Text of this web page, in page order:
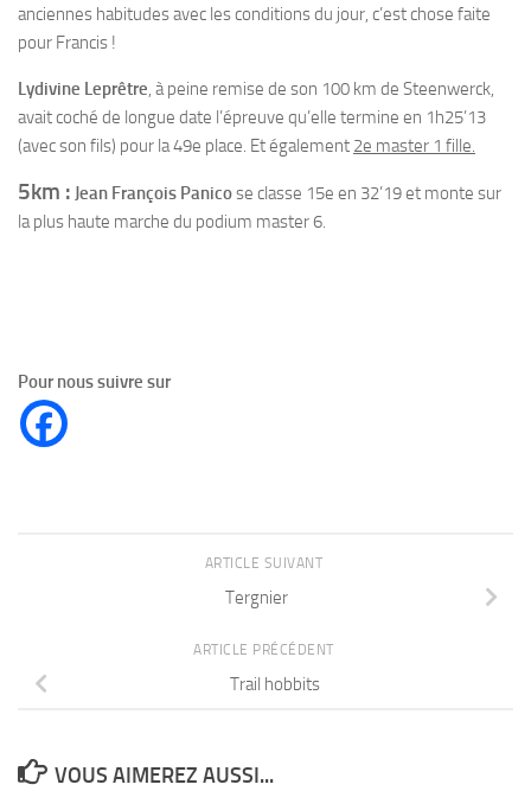
anciennes habitudes avec les conditions du jour, c’est chose faite
pour Francis !
Lydivine Leprêtre, à peine remise de son 100 km de Steenwerck,
avait coché de longue date l’épreuve qu’elle termine en 1h25’13
(avec son fils) pour la 49e place. Et également 2e master 1 fille.
5km : Jean François Panicose classe 15e en 32’19 et monte sur
la plus haute marche du podium master 6.
Pour nous suivre sur
ARTICLE SUIVANT
Tergnier
ARTICLE PRÉCÉDENT
Trail hobbits
VOUS AIMEREZ AUSSI...